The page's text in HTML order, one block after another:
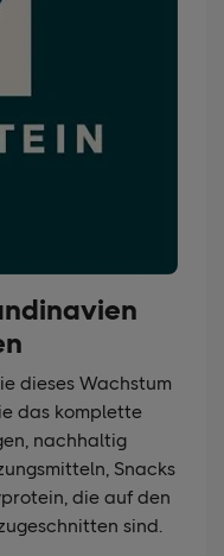
dieses Wachstum
das komplette
nachhaltig
Snacks
die auf den
sind.